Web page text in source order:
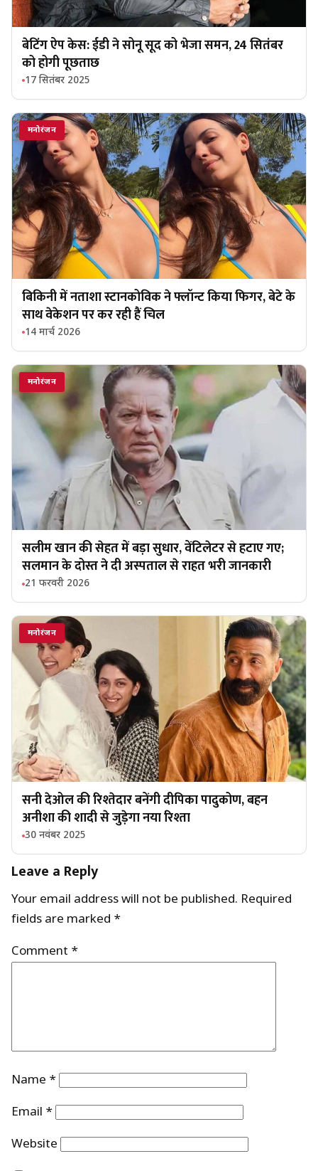
बेटिंग ऐप केस: ईडी ने सोनू सूद को भेजा समन, 24 सितंबर
को होगी पूछताछ
17 सितंबर 2025
मनोरंजन
बिकिनी में नताशा स्टानकोविक ने फ्लॉन्ट किया फिगर, बेटे के
साथ वेकेशन पर कर रही हैं चिल
14 मार्च 2026
मनोरंजन
सलीम खान की सेहत में बड़ा सुधार, वेंटिलेटर से हटाए गए;
सलमान के दोस्त ने दी अस्पताल से राहत भरी जानकारी
21 फरवरी 2026
मनोरंजन
सनी देओल की रिश्तेदार बनेंगी दीपिका पादुकोण, बहन
अनीशा की शादी से जुड़ेगा नया रिश्ता
30 नवंबर 2025
Leave a Reply
Your email address will not be published. Required
fields are marked *
Comment *
Name *
Email *
Website